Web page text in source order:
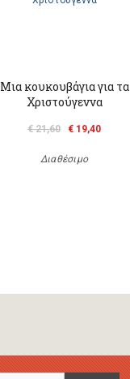
Μια κουκουβάγια για τα
Χριστούγεννα
€ 21,60 € 19,40
Διαθέσιμο